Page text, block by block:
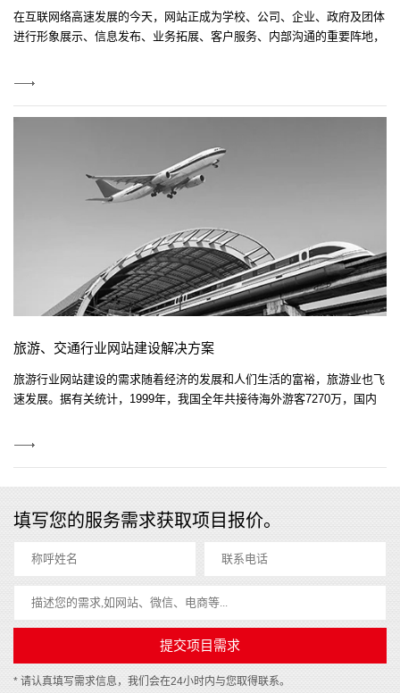
在互联网络高速发展的今天，网站正成为学校、公司、企业、政府及团体
进行形象展示、信息发布、业务拓展、客户服务、内部沟通的重要阵地，
View
More
旅游、交通行业网站建设解决方案
旅游行业网站建设的需求随着经济的发展和人们生活的富裕，旅游业也飞
速发展。据有关统计，1999年，我国全年共接待海外游客7270万，国内
View
More
填写您的服务需求获取项目报价。
* 请认真填写需求信息，我们会在24小时内与您取得联系。